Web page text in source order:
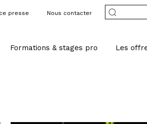
presse Nous contacter
Formations & stages pro Les